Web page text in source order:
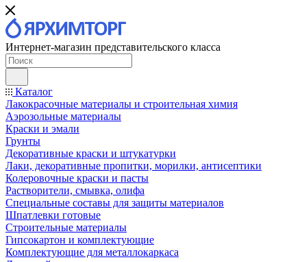
Интернет-магазин представительского класса
Каталог
Лакокрасочные материалы и строительная химия
Аэрозольные материалы
Краски и эмали
Грунты
Декоративные краски и штукатурки
Лаки, декоративные пропитки, морилки, антисептики
Колеровочные краски и пасты
Растворители, смывка, олифа
Специальные составы для защиты материалов
Шпатлевки готовые
Строительные материалы
Гипсокартон и комплектующие
Комплектующие для металлокаркаса